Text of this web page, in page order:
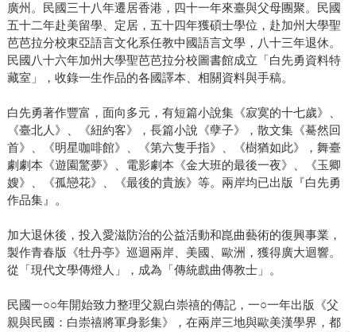
廣州。民國三十八年遷居香港，四十一年來臺與父母團聚。民國
五十二年赴美留學、定居，五十四年獲碩士學位，赴加州大學聖
芭芭拉分校東亞語言文化系任教中國語言文學，八十三年退休。
民國八十六年加州大學聖芭芭拉分校圖書館成立「白先勇資料特
藏室」，收錄一生作品的各國譯本、相關資料與手稿。
白先勇著作豐富，面向多元，有短篇小說集《寂寞的十七歲》、
《臺北人》、《紐約客》，長篇小說《孽子》，散文集《驀然回
首》、《明星咖啡館》、《第六隻手指》、《樹猶如此》，舞臺
劇劇本《遊園驚夢》、電影劇本《金大班的最後一夜》、《玉卿
嫂》、《孤戀花》、《最後的貴族》等。兩岸均已出版『白先勇
作品集』。
加大退休後，投入愛滋防治的公益活動和崑曲藝術的復興事業，
製作青春版《牡丹亭》巡迴兩岸、美國、歐洲，獲得廣大迴響。
從「現代文學傳燈人」，成為「傳統戲曲傳教士」。
民國一○○年開始致力整理父親白崇禧的傳記，一○一年出版《父
親與民國：白崇禧將軍身影集》，在兩岸三地與歐美漢學界，都